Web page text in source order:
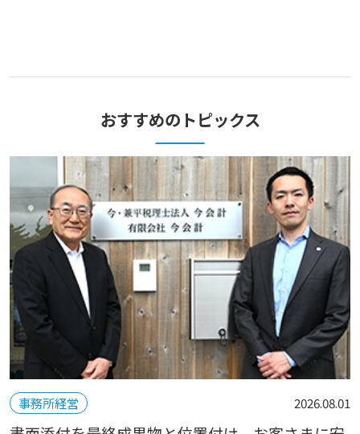
おすすめのトピックス
事務所経営 2026.08.01